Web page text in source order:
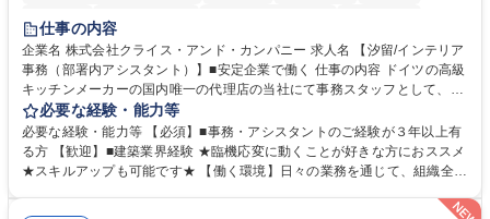
育休あり
完全週休2日制
駅近5分以内
土日祝休み
仕事の内容
企業名 株式会社クライス・アンド・カンパニー 求人名 【汐留/インテリア
事務（部署内アシスタント）】■安定企業で働く 仕事の内容 ドイツの高級
キッチンメーカーの国内唯一の代理店の当社にて事務スタッフとして、部
署内の事務業務全般をお任せいたします。 裁量を持って働いていただける
ため、スキルアップも可能です。 【部署内の事務業務全般】 ■サンプルの
仕分け・整理 ■電話応対 ■書類作成（会議資料、お客様宛請求書、支払書
類を取りまとめて経理へ提出等） ■ショールームアテンド・運営・予約業
必要な経験・能力等
必要な経験・能力等 【必須】■事務・アシスタントのご経験が３年以上有
る方 【歓迎】■建築業界経験 ★臨機応変に動くことが好きな方におススメ
★スキルアップも可能です★ 【働く環境】日々の業務を通じて、組織全体
ンスキルや問題解決能力が磨かれ、キャリアアップのチャンスも豊富。チ